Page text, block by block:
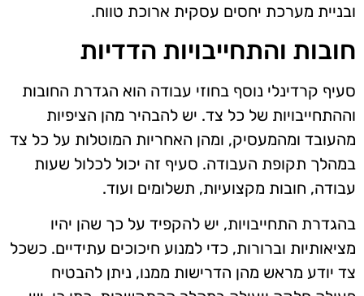
ובניית מערכת יחסים עסקית ארוכת טווח.
חובות והתחייבויות הדדיות
סעיף קרדינלי נוסף בחוזי עבודה הוא הגדרת החובות
וההתחייבויות של כל צד. יש להבהיר מהן הציפיות
מהעובד ומהמעסיק, ומהן האחריות המוטלות על כל צד
במהלך תקופת העבודה. סעיף זה יכול לכלול שעות
עבודה, חובות מקצועיות, תשלומים ועוד.
בהגדרת התחייבויות, יש להקפיד על כך שהן יהיו
מציאותיות וברורות, כדי למנוע חיכוכים עתידיים. כשכל
צד יודע מראש מהן הדרישות ממנו, ניתן להבטיח